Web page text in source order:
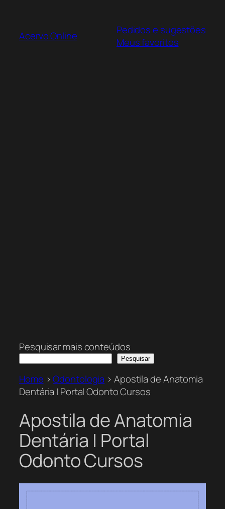
Acervo Online
Pedidos e sugestões
Meus favoritos
Pesquisar mais conteúdos
Pesquisar
Home >Odontologia > Apostila de Anatomia
Dentária | Portal Odonto Cursos
Apostila de Anatomia
Dentária | Portal
Odonto Cursos